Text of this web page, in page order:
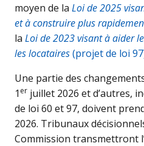
moyen de la Loi de 2025
et à construire plus
la Loi de 2023 visant à aider
les locataires(projet de loi
Une partie des
1 er juillet 2026 et d’autres,
de loi 60 et 97, doivent
2026. Tribunaux
Commission transmettront